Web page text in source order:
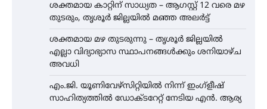
ശക്തമായ കാറ്റിന് സാധ്യത – ആഗസ്റ്റ് 12 വരെ മഴ
തുടരും, തൃശൂർ ജില്ലയിൽ മഞ്ഞ അലർട്ട്
ശക്തമായ മഴ തുടരുന്നു – തൃശൂർ ജില്ലയിൽ
എല്ലാ വിദ്യാഭ്യാസ സ്ഥാപനങ്ങൾക്കും ശനിയാഴ്ച
അവധി
എം.ജി. യൂണിവേഴ്‌സിറ്റിയിൽ നിന്ന് ഇംഗ്ളീഷ്
സാഹിത്യത്തിൽ ഡോക്ടറേറ്റ് നേടിയ എൻ. ആര്യ